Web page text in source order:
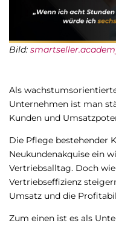
Bild:
Als
Unternehmen ist man
Kunden und
Die Pflege bestehender
Neukundenakquise ein
Vertriebsalltag. Doch
Vertriebseffizienz
Umsatz und die
Zum einen ist es als